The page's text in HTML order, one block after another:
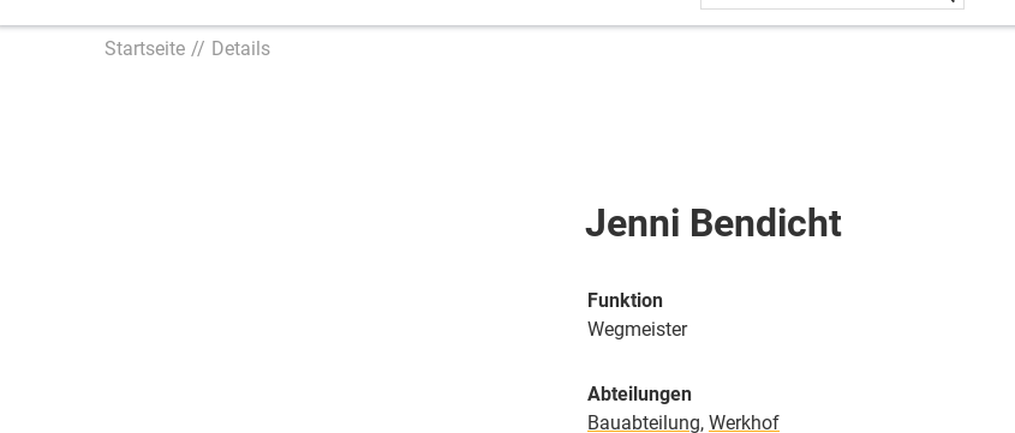
Startseite Details
Jenni Bendicht
Funktion
Wegmeister
Abteilungen
Bauabteilung, Werkhof